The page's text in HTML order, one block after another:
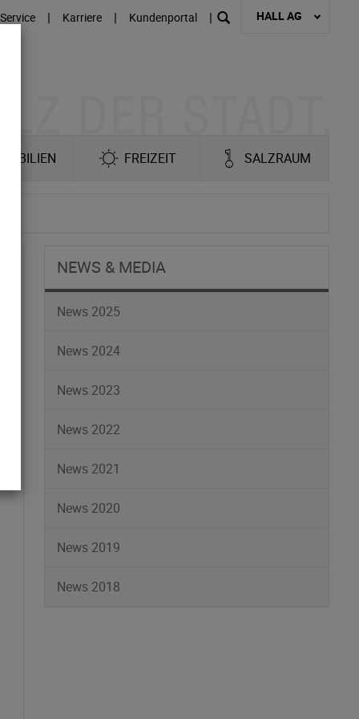
Service | Karriere | Kundenportal | HALL AG
FREIZEIT SALZRAUM
NEWS & MEDIA
News 2025
News 2024
News 2023
News 2022
News 2021
News 2020
News 2019
News 2018